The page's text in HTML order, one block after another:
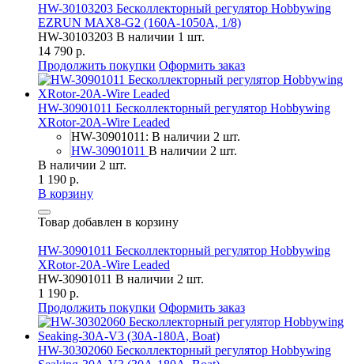
HW-30103203 Бесколлекторный регулятор Hobbywing
EZRUN MAX8-G2 (160A-1050A, 1/8)
HW-30103203 В наличии 1 шт.
14 790 р.
Продолжить покупки Оформить заказ
HW-30901011 Бесколлекторный регулятор Hobbywing
XRotor-20A-Wire Leaded
HW-30901011: В наличии 2 шт.
HW-30901011 В наличии 2 шт.
В наличии 2 шт.
1 190 р.
В корзину
Товар добавлен в корзину
HW-30901011 Бесколлекторный регулятор Hobbywing
XRotor-20A-Wire Leaded
HW-30901011 В наличии 2 шт.
1 190 р.
Продолжить покупки Оформить заказ
HW-30302060 Бесколлекторный регулятор Hobbywing